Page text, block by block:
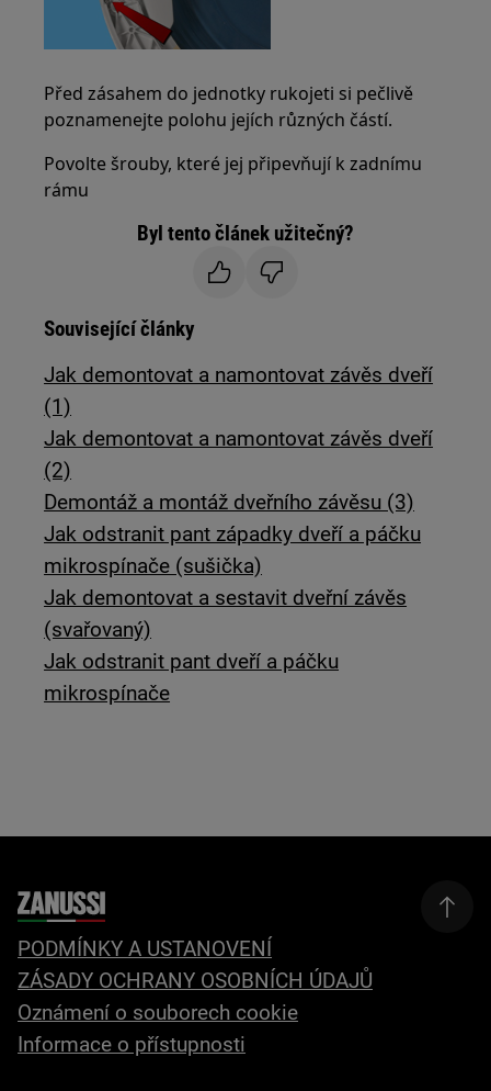
Před zásahem do jednotky rukojeti si pečlivě
poznamenejte polohu jejích různých částí.
Povolte šrouby, které jej připevňují k zadnímu
rámu
Byl tento článek užitečný?
Související články
Jak demontovat a namontovat závěs dveří
(1)
Jak demontovat a namontovat závěs dveří
(2)
Demontáž a montáž dveřního závěsu (3)
Jak odstranit pant západky dveří a páčku
mikrospínače (sušička)
Jak demontovat a sestavit dveřní závěs
(svařovaný)
Jak odstranit pant dveří a páčku
mikrospínače
PODMÍNKY A USTANOVENÍ
ZÁSADY OCHRANY OSOBNÍCH ÚDAJŮ
Oznámení o souborech cookie
Informace o přístupnosti